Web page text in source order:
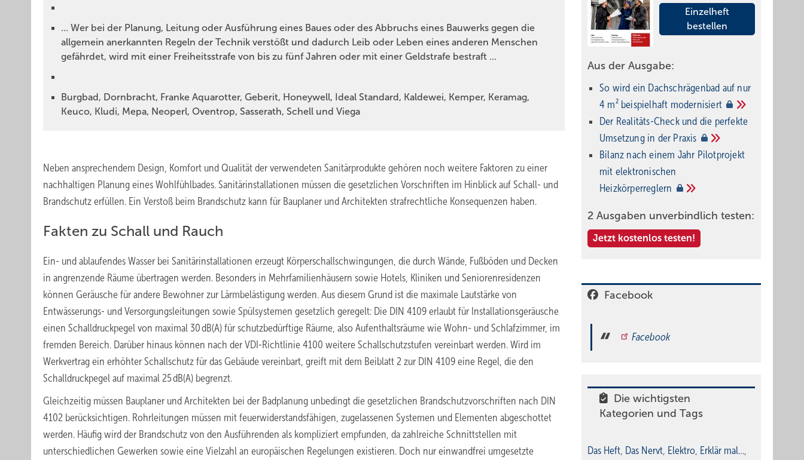
... Wer bei der Planung, Leitung oder Ausführung eines Baues oder des Abbruchs eines Bauwerks gegen die
allgemein anerkannten Regeln der Technik verstößt und dadurch Leib oder Leben eines anderen Menschen
gefährdet, wird mit einer Freiheitsstrafe von bis zu fünf Jahren oder mit einer Geldstrafe bestraft ...
Burgbad, Dornbracht, Franke Aquarotter, Geberit, Honeywell, Ideal Standard, Kaldewei, Kemper, Keramag,
Keuco, Kludi, Mepa, Neoperl, Oventrop, Sasserath, Schell und Viega
Neben ansprechendem Design, Komfort und Qualität der verwendeten Sanitärprodukte gehören noch weitere Faktoren zu einer
nachhaltigen Planung eines Wohlfühlbades. Sanitärinstallationen müssen die gesetzlichen Vorschriften im Hinblick auf Schall- und
Brandschutz erfüllen. Ein Verstoß beim Brandschutz kann für Bauplaner und Architekten strafrechtliche Konsequenzen haben.
Fakten zu Schall und Rauch
Ein- und ablaufendes Wasser bei Sanitärinstallationen erzeugt Körperschallschwingungen, die durch Wände, Fußböden und Decken
in angrenzende Räume übertragen werden. Besonders in Mehrfamilienhäusern sowie Hotels, Kliniken und Seniorenresidenzen
können Geräusche für andere Bewohner zur Lärmbelästigung werden. Aus diesem Grund ist die maximale Lautstärke von
Entwässerungs- und Versorgungsleitungen sowie Spülsystemen gesetzlich geregelt: Die DIN 4109 erlaubt für Installationsgeräusche
einen Schalldruckpegel von maximal 30 dB(A) für schutzbedürftige Räume, also Aufenthaltsräume wie Wohn- und Schlafzimmer, im
fremden Bereich. Darüber hinaus können nach der VDI-Richtlinie 4100 weitere Schallschutzstufen vereinbart werden. Wird im
Werkvertrag ein erhöhter Schallschutz für das Gebäude vereinbart, greift mit dem Beiblatt 2 zur DIN 4109 eine Regel, die den
Schalldruckpegel auf maximal 25 dB(A) begrenzt.
Gleichzeitig müssen Bauplaner und Architekten bei der Badplanung unbedingt die gesetzlichen Brandschutzvorschriften nach DIN
4102 berücksichtigen. Rohrleitungen müssen mit feuerwiderstandsfähigen, zugelassenen Systemen und Elementen abgeschottet
werden. Häufig wird der Brandschutz von den Ausführenden als kompliziert empfunden, da zahlreiche Schnittstellen mit
unterschiedlichen Gewerken sowie eine Vielzahl an europäischen Regelungen existieren. Doch nur einwandfrei umgesetzte
Einzelheft
bestellen
Aus der Ausgabe:
So wird ein Dach­schrägenbad auf nur
4 m² beispielhaft modernisiert
Der Realitäts-Check und die perfekte
Umsetzung in der Praxis
Bilanz nach einem Jahr Pilotprojekt
mit elektronischen
Heizkörperreglern
2 Ausgaben unverbindlich testen:
Jetzt kostenlos testen!
Facebook
Facebook
Die wichtigsten
Kategorien und Tags
Das Heft, Das Nervt, Elektro, Erklär mal…,